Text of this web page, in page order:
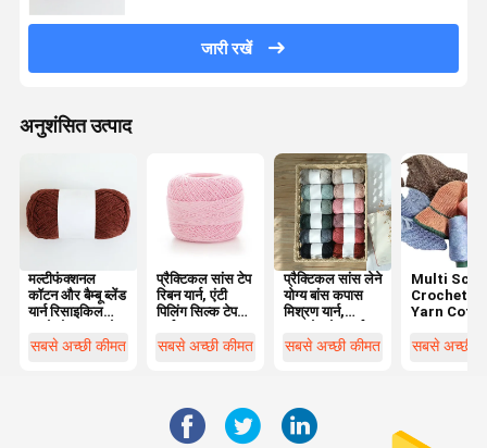
जारी रखें
अनुशंसित उत्पाद
मल्टीफंक्शनल
कॉटन और बैम्बू ब्लेंड
यार्न रिसाइकिल
सबसे अच्छी कीमत
प्रैक्टिकल सांस टेप
रिबन यार्न, एंटी
पिलिंग सिल्क टेप
सबसे अच्छी कीमत
प्रैक्टिकल सांस लेने
योग्य बांस कपास
मिश्रण यार्न,
क्रोकेट
सबसे अच्छी कीमत
Multi
Crochet
Yarn
Practical
सबसे अच्छी